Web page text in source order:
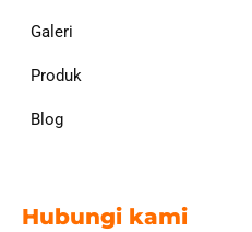
Galeri
Produk
Blog
Hubungi kami